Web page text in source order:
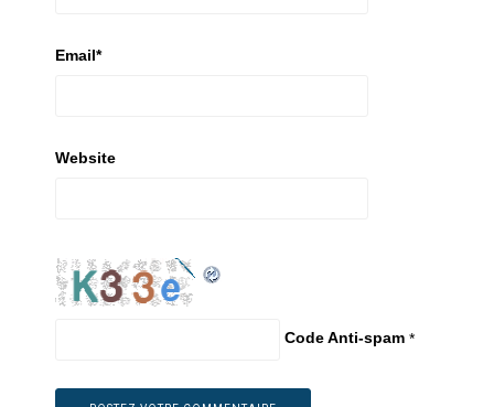
Email*
Website
Code Anti-spam *